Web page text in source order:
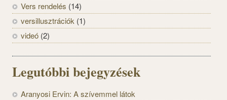
Vers rendelés (14)
versillusztrációk (1)
videó (2)
Legutóbbi bejegyzések
Aranyosi Ervin: A szívemmel látok